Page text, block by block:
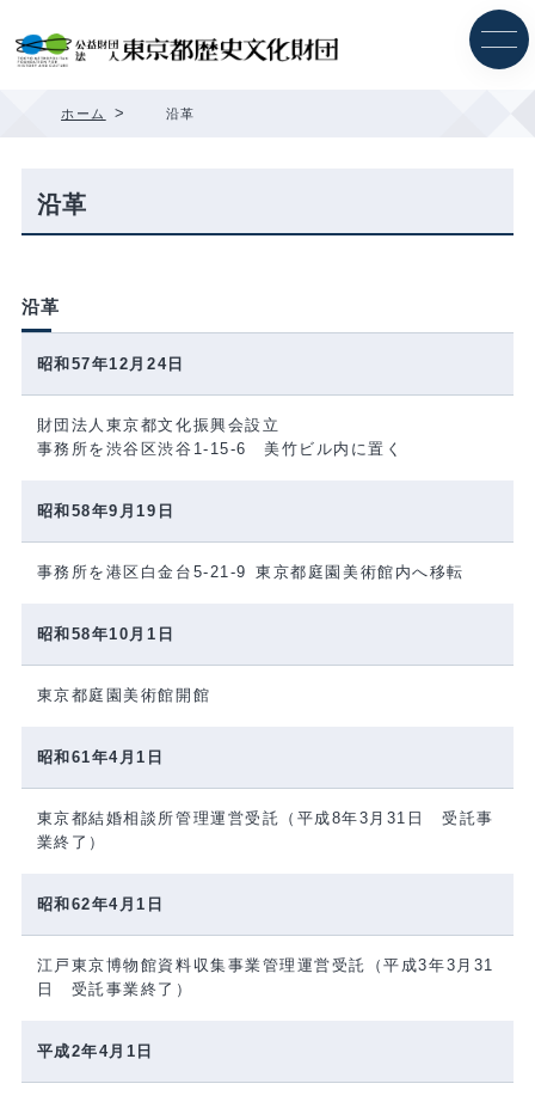
ホーム > 沿革
沿革
沿革
昭和57年12月24日
財団法人東京都文化振興会設立
事務所を渋谷区渋谷1-15-6 美竹ビル内に置く
昭和58年9月19日
事務所を港区白金台5-21-9 東京都庭園美術館内へ移転
昭和58年10月1日
東京都庭園美術館開館
昭和61年4月1日
東京都結婚相談所管理運営受託（平成8年3月31日 受託事
業終了）
昭和62年4月1日
江戸東京博物館資料収集事業管理運営受託（平成3年3月31
日 受託事業終了）
平成2年4月1日